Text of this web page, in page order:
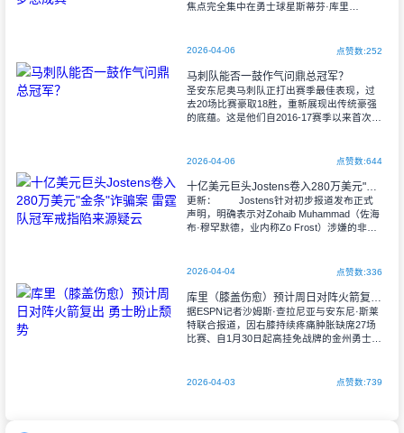
焦点完全集中在勇士球星斯蒂芬·库里
2026-04-06 点赞数:252
马刺队能否一鼓作气问鼎总冠军？
圣安东尼奥马刺队正打出赛季最佳表现，过
去20场比赛豪取18胜，重新展现出传统豪强
的底蕴。这是他们自2016-17赛季以来首次重
2026-04-06 点赞数:644
十亿美元巨头Jostens卷入280万美元"金条"诈骗案 雷霆队冠军戒指陷来源疑云
更新： Jostens针对初步报道发布正式
声明，明确表示对Zohaib Muhammad（佐海
布·穆罕默德，业内称Zo Frost）涉嫌的非法
2026-04-04 点赞数:336
库里（膝盖伤愈）预计周日对阵火箭复出 勇士盼止颓势
据ESPN记者沙姆斯·查拉尼亚与安东尼·斯莱
特联合报道，因右膝持续疼痛肿胀缺席27场
比赛、自1月30日起高挂免战牌的金州勇士队
2026-04-03 点赞数:739